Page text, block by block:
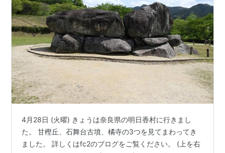
4月28日 (火曜) きょうは奈良県の明日香村に行きまし
た。 甘樫丘、石舞台古墳、橘寺の3つを見てまわってき
ました。 詳しくはfc2のブログをご覧ください。 (上を右